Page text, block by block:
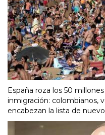
España roza los 50
inmigración: colombianos,
encabezan la lista de